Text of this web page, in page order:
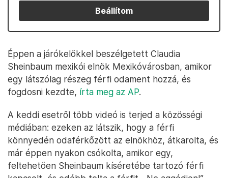
Beállítom
Éppen a járókelőkkel beszélgetett Claudia
Sheinbaum mexikói elnök Mexikóvárosban, amikor
egy látszólag részeg férfi odament hozzá, és
fogdosni kezdte, írta meg az AP.
A keddi esetről több videó is terjed a közösségi
médiában: ezeken az látszik, hogy a férfi
könnyedén odaférkőzött az elnökhöz, átkarolta, és
már éppen nyakon csókolta, amikor egy,
feltehetően Sheinbaum kíséretébe tartozó férfi